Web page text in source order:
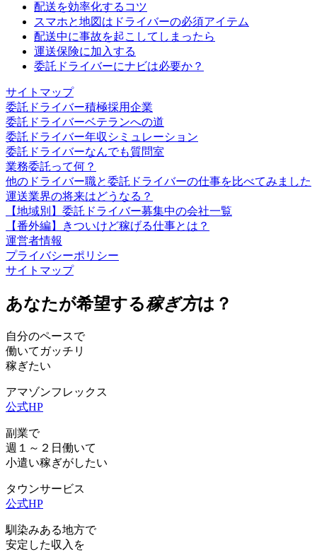
配送を効率化するコツ
スマホと地図はドライバーの必須アイテム
配送中に事故を起こしてしまったら
運送保険に加入する
委託ドライバーにナビは必要か？
サイトマップ
委託ドライバー積極採用企業
委託ドライバーベテランへの道
委託ドライバー年収シミュレーション
委託ドライバーなんでも質問室
業務委託って何？
他のドライバー職と委託ドライバーの仕事を比べてみました
運送業界の将来はどうなる？
【地域別】委託ドライバー募集中の会社一覧
【番外編】きついけど稼げる仕事とは？
運営者情報
プライバシーポリシー
サイトマップ
あなたが希望する稼ぎ方は？
自分のペースで
働いて ガッチリ
稼ぎたい
アマゾンフレックス
公式HP
副業で
週１～２日働いて
小遣い稼ぎがしたい
タウンサービス
公式HP
馴染みある地方で
安定した収入 を